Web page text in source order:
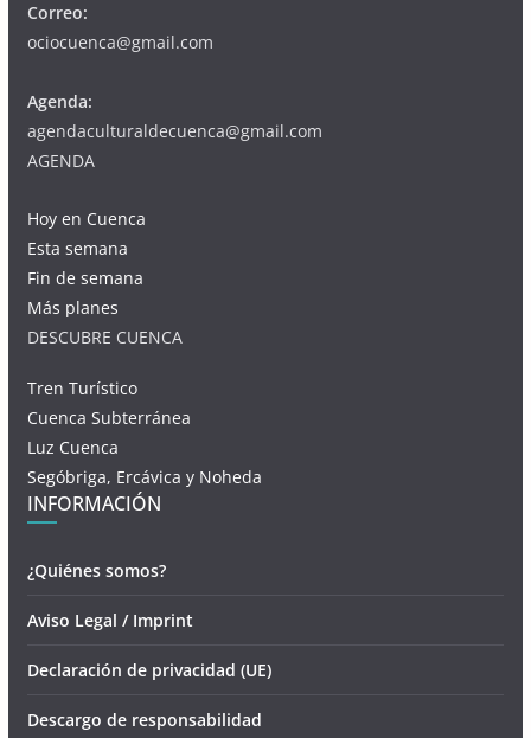
Correo:
ociocuenca@gmail.com
Agenda:
agendaculturaldecuenca@gmail.com
AGENDA
Hoy en Cuenca
Esta semana
Fin de semana
Más planes
DESCUBRE CUENCA
Tren Turístico
Cuenca Subterránea
Luz Cuenca
Segóbriga, Ercávica y Noheda
INFORMACIÓN
¿Quiénes somos?
Aviso Legal / Imprint
Declaración de privacidad (UE)
Descargo de responsabilidad